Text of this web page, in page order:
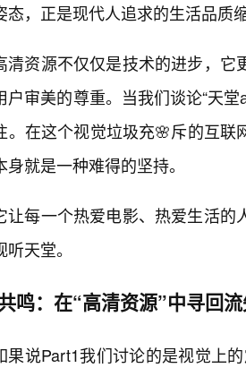
态，正是现代人追求的生活品质
清资源不仅仅是技术的进步，
户审美的尊重。当我们谈论“天
。在这个视觉垃圾充🌸斥的互
身就是一种难得的坚持。
让每一个热爱电影、热爱生活
听天堂。
鸣：在“高清资源”中寻回
果说Part1我们讨论的是视觉上